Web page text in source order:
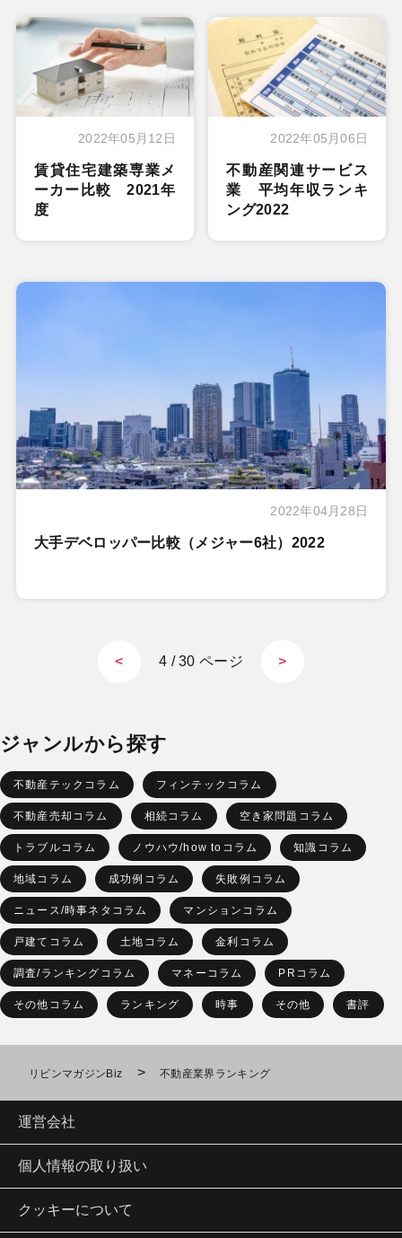
2022年05月12日
賃貸住宅建築専業メ
ーカー比較 2021年
度
2022年05月06日
不動産関連サービス
業 平均年収ランキ
ング2022
2022年04月28日
大手デベロッパー比較（メジャー6社）2022
< 4 / 30 ページ >
ジャンルから探す
不動産テックコラム フィンテックコラム
不動産売却コラム 相続コラム 空き家問題コラム
トラブルコラム ノウハウ/how toコラム 知識コラム
地域コラム 成功例コラム 失敗例コラム
ニュース/時事ネタコラム マンションコラム
戸建てコラム 土地コラム 金利コラム
調査/ランキングコラム マネーコラム PRコラム
その他コラム ランキング 時事 その他 書評
リビンマガジンBiz > 不動産業界ランキング
運営会社
個人情報の取り扱い
クッキーについて